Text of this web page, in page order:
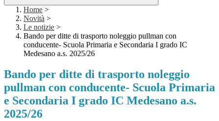
Home >
Novità >
Le notizie >
Bando per ditte di trasporto noleggio pullman con
conducente- Scuola Primaria e Secondaria I grado IC
Medesano a.s. 2025/26
Bando per ditte di trasporto noleggio
pullman con conducente- Scuola Primaria
e Secondaria I grado IC Medesano a.s.
2025/26